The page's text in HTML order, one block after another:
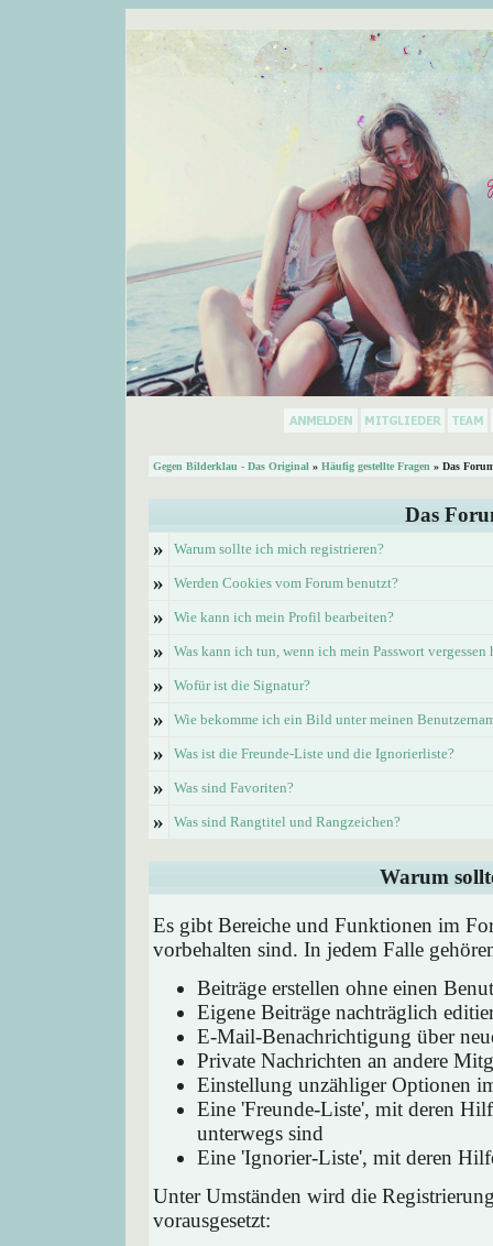
Gegen Bilderklau - Das Original » Häufig gestellte Fragen » Das
Das
»
Warum sollte ich mich registrieren?
» Werden Cookies vom Forum benutzt?
» Wie kann ich mein Profil bearbeiten?
» Was kann ich tun, wenn ich mein Passwort vergessen
» Wofür ist die Signatur?
» Wie bekomme ich ein Bild unter meinen
» Was ist die Freunde-Liste und die Ignorierliste?
» Was sind Favoriten?
» Was sind Rangtitel und Rangzeichen?
Warum
Es gibt Bereiche und Funktionen im
vorbehalten sind. In jedem Falle
Beiträge erstellen ohne einen
Eigene Beiträge nachträglich
E-Mail-Benachrichtigung über
Private Nachrichten an andere
Einstellung unzähliger Optionen
Eine 'Freunde-Liste', mit deren
unterwegs sind
Eine 'Ignorier-Liste', mit deren
Unter Umständen wird die
vorausgesetzt: